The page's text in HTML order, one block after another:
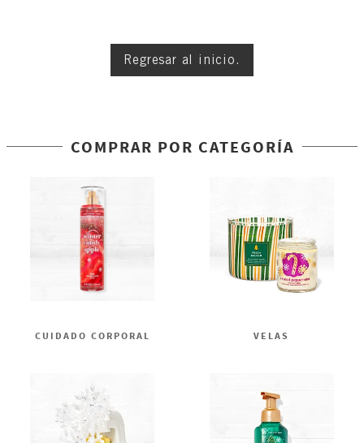
Regresar al inicio.
COMPRAR POR CATEGORÍA
CUIDADO CORPORAL VELAS